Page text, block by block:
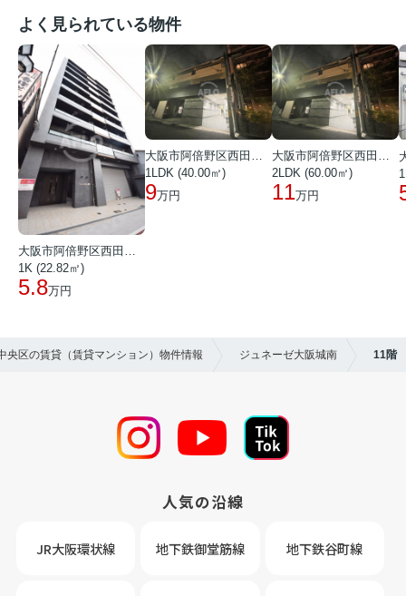
よく見られている物件
大阪市阿倍野区西田辺町１丁目
1K (22.82㎡)
5.8万円
大阪市阿倍野区西田辺町１丁目
1LDK (40.00㎡)
9万円
大阪市阿倍野区西田辺町１丁目
2LDK (60.00㎡)
11万円
央区の賃貸（賃貸マンション）物件情報 ジュネーゼ大阪城南 11階
人気の沿線
JR大阪環状線 地下鉄御堂筋線 地下鉄谷町線